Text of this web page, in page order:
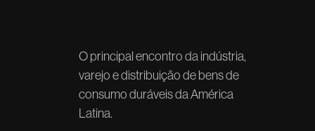
O principal encontro da indústria,
varejo e distribuição de bens de
consumo duráveis da América
Latina.